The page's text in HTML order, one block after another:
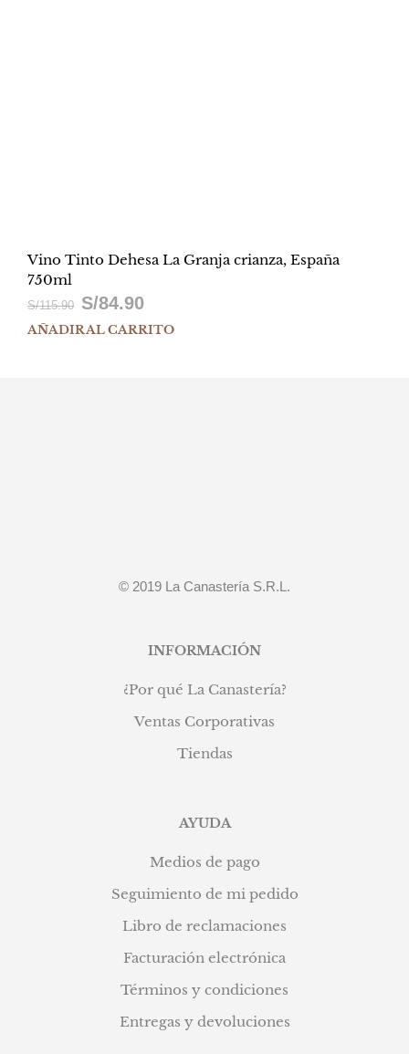
Vino Tinto Dehesa La Granja crianza, España
750ml
S/115.90 El
precio
S/84.90El
precio
AÑADIR AL CARRITO
© 2019 La Canastería S.R.L.
INFORMACIÓN
¿Por qué La Canastería?
Ventas Corporativas
Tiendas
AYUDA
Medios de pago
Seguimiento de mi pedido
Libro de reclamaciones
Facturación electrónica
Términos y condiciones
Entregas y devoluciones